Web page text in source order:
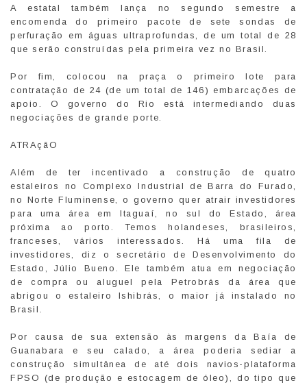
A estatal também lança no segundo semestre a
encomenda do primeiro pacote de sete sondas de
perfuração em águas ultraprofundas, de um total de 28
que serão construídas pela primeira vez no Brasil.
Por fim, colocou na praça o primeiro lote para
contratação de 24 (de um total de 146) embarcações de
apoio. O governo do Rio está intermediando duas
negociações de grande porte.
ATRAçãO
Além de ter incentivado a construção de quatro
estaleiros no Complexo Industrial de Barra do Furado,
no Norte Fluminense, o governo quer atrair investidores
para uma área em Itaguaí, no sul do Estado, área
próxima ao porto. Temos holandeses, brasileiros,
franceses, vários interessados. Há uma fila de
investidores, diz o secretário de Desenvolvimento do
Estado, Júlio Bueno. Ele também atua em negociação
de compra ou aluguel pela Petrobrás da área que
abrigou o estaleiro Ishibrás, o maior já instalado no
Brasil.
Por causa de sua extensão às margens da Baía de
Guanabara e seu calado, a área poderia sediar a
construção simultânea de até dois navios-plataforma
FPSO (de produção e estocagem de óleo), do tipo que